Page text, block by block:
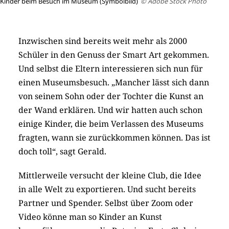
Inzwischen sind bereits weit mehr als 2000
Schüler in den Genuss der Smart Art gekommen.
Und selbst die Eltern interessieren sich nun für
einen Museumsbesuch. „Mancher lässt sich dann
von seinem Sohn oder der Tochter die Kunst an
der Wand erklären. Und wir hatten auch schon
einige Kinder, die beim Verlassen des Museums
fragten, wann sie zurückkommen können. Das ist
doch toll“, sagt Gerald.
Mittlerweile versucht der kleine Club, die Idee
in alle Welt zu exportieren. Und sucht bereits
Partner und Spender. Selbst über Zoom oder
Video könne man so Kinder an Kunst